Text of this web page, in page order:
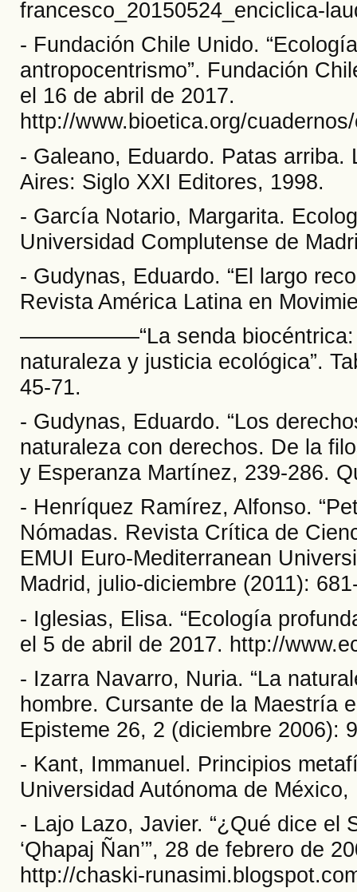
francesco_20150524_enciclica-
- Fundación Chile Unido.
antropocentrismo”. Fundación
el 16 de abril de 2017.
http://www.bioetica.org/
- Galeano, Eduardo. Patas
Aires: Siglo XXI Editores, 1998.
- García Notario, Margarita.
Universidad Complutense de
- Gudynas, Eduardo. “El largo
Revista América Latina en
––––––––––“La senda
naturaleza y justicia ecológica”.
45-71.
- Gudynas, Eduardo. “Los
naturaleza con derechos. De la
y Esperanza Martínez, 239-286.
- Henríquez Ramírez, Alfonso.
Nómadas. Revista Crítica de
EMUI Euro-Mediterranean
Madrid, julio-diciembre (2011):
- Iglesias, Elisa. “Ecología
el 5 de abril de 2017. http://
- Izarra Navarro, Nuria. “La
hombre. Cursante de la Maestría
Episteme 26, 2 (diciembre 2006):
- Kant, Immanuel. Principios
Universidad Autónoma de México,
- Lajo Lazo, Javier. “¿Qué dice el
‘Qhapaj Ñan’”, 28 de febrero de
http://chaski-